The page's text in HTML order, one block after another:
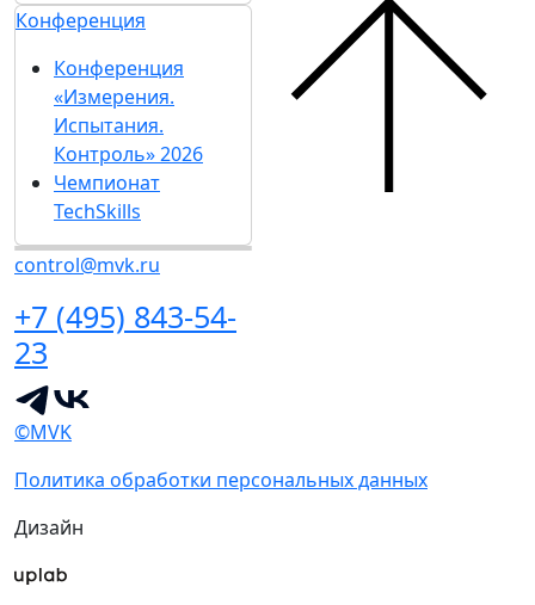
Конференция
Конференция
«Измерения.
Испытания.
Контроль» 2026
Чемпионат
TechSkills
control@mvk.ru
+7 (495) 843-54-
23
©MVK
Политика обработки персональных данных
Дизайн